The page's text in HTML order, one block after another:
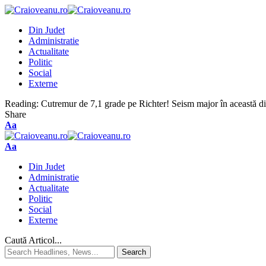
Din Judet
Administratie
Actualitate
Politic
Social
Externe
Reading: Cutremur de 7,1 grade pe Richter! Seism major în această
Share
Aa
Aa
Din Judet
Administratie
Actualitate
Politic
Social
Externe
Caută Articol...